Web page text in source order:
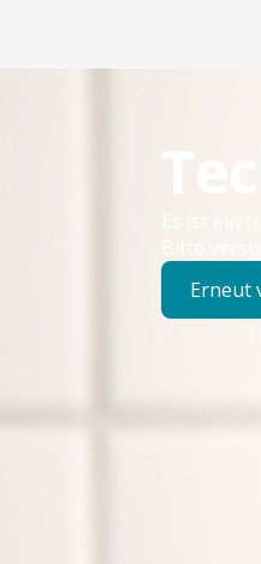
Es ist ein
Bitte
Erneut